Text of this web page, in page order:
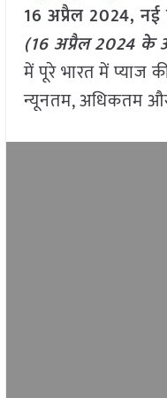
16 अप्रैल 2024, नई
(16 अप्रैल2024 के
में पूरे भारत में प्याज
न्यूनतम, अधिकतम